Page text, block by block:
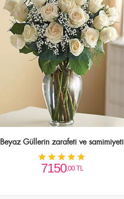
Beyaz Güllerin zarafeti ve samimiyeti
7150,00 TL